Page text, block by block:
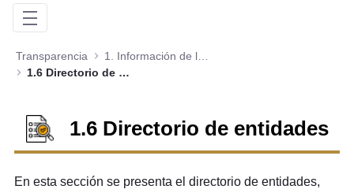
Transparencia
1. Información de la entidad
1.6 Directorio de entidades
1.6 Directorio de entidades
En esta sección se presenta el directorio de entidades,